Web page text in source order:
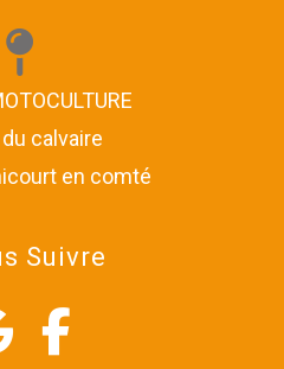
calvaire
en comté
Suivre